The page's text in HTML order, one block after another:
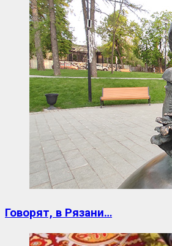
Говорят, в Рязани…